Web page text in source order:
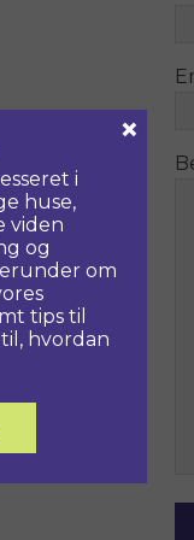
i
huse,
viden
og
om
tips til
hvordan
×